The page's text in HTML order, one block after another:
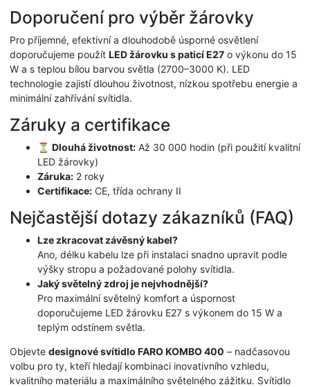
Doporučení pro výběr žárovky
Pro příjemné, efektivní a dlouhodobě úsporné osvětlení
doporučujeme použít LED žárovku s paticí E27 o výkonu do 15
W a s teplou bílou barvou světla (2700–3000 K). LED
technologie zajistí dlouhou životnost, nízkou spotřebu energie a
minimální zahřívání svítidla.
Záruky a certifikace
⏳ Dlouhá životnost: Až 30 000 hodin (při použití kvalitní
LED žárovky)
Záruka: 2 roky
Certifikace: CE, třída ochrany II
Nejčastější dotazy zákazníků (FAQ)
Lze zkracovat závěsný kabel?
Ano, délku kabelu lze při instalaci snadno upravit podle
výšky stropu a požadované polohy svítidla.
Jaký světelný zdroj je nejvhodnější?
Pro maximální světelný komfort a úspornost
doporučujeme LED žárovku E27 s výkonem do 15 W a
teplým odstínem světla.
Objevte designové svítidlo FARO KOMBO 400 – nadčasovou
volbu pro ty, kteří hledají kombinaci inovativního vzhledu,
kvalitního materiálu a maximálního světelného zážitku. Svítidlo